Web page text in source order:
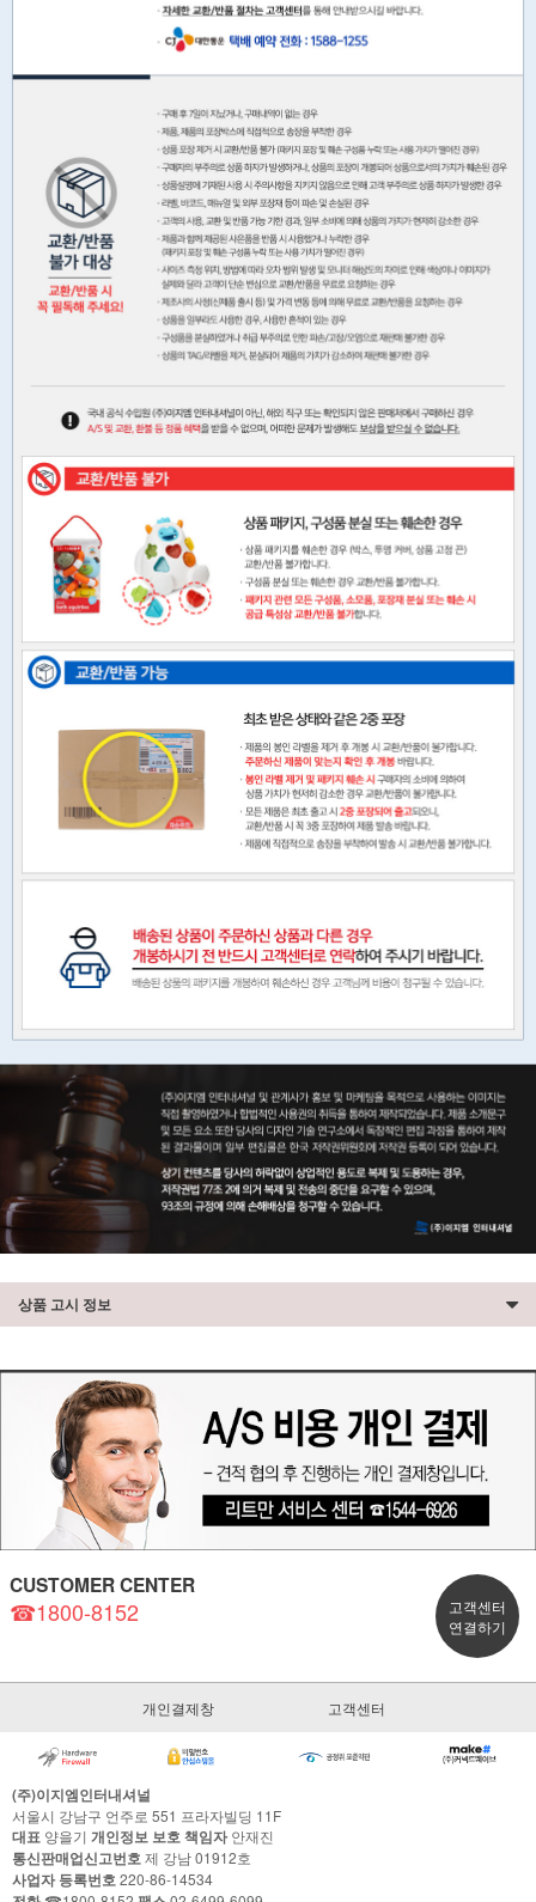
상품 고시 정보
CUSTOMER CENTER
☎1800-8152
고객센터
연결하기
개인결제창 고객센터
(주)이지엠인터내셔널
서울시 강남구 언주로 551 프라자빌딩 11F
대표 양을기 개인정보 보호 책임자안재진
통신판매업신고번호제 강남 01912호
사업자 등록번호220-86-14534